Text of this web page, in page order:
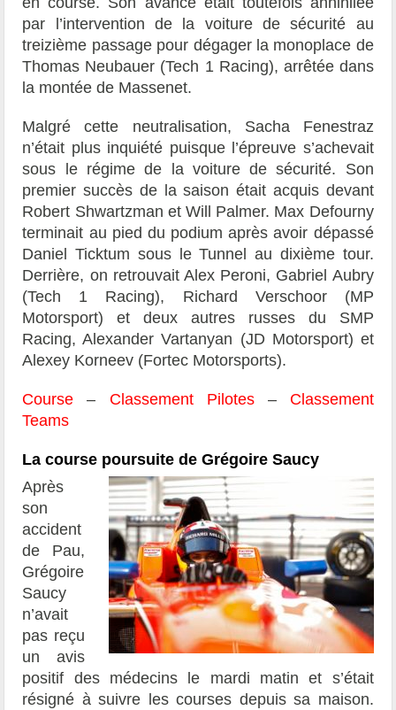
par l’intervention de la voiture de sécurité au
treizième passage pour dégager la monoplace de
Thomas Neubauer (Tech 1 Racing), arrêtée dans
la montée de Massenet.
Malgré cette neutralisation, Sacha Fenestraz
n’était plus inquiété puisque l’épreuve s’achevait
sous le régime de la voiture de sécurité. Son
premier succès de la saison était acquis devant
Robert Shwartzman et Will Palmer. Max Defourny
terminait au pied du podium après avoir dépassé
Daniel Ticktum sous le Tunnel au dixième tour.
Derrière, on retrouvait Alex Peroni, Gabriel Aubry
(Tech 1 Racing), Richard Verschoor (MP
Motorsport) et deux autres russes du SMP
Racing, Alexander Vartanyan (JD Motorsport) et
Alexey Korneev (Fortec Motorsports).
Course – Classement Pilotes– Classement
Teams
La course poursuite de Grégoire Saucy
Après
son
accident
de Pau,
Grégoire
Saucy
n’avait
pas reçu
un avis
positif des médecins le mardi matin et s’était
résigné à suivre les courses depuis sa maison.